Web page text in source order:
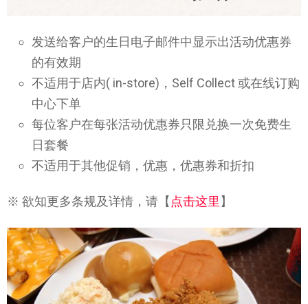
发送给客户的生日电子邮件中显示出活动优惠券
的有效期
不适用于店内( in-store)，Self Collect 或在线订购
中心下单
每位客户在每张活动优惠券只限兑换一次免费生
日套餐
不适用于其他促销，优惠，优惠券和折扣
※ 欲知更多条规及详情，请【 点击这里 】